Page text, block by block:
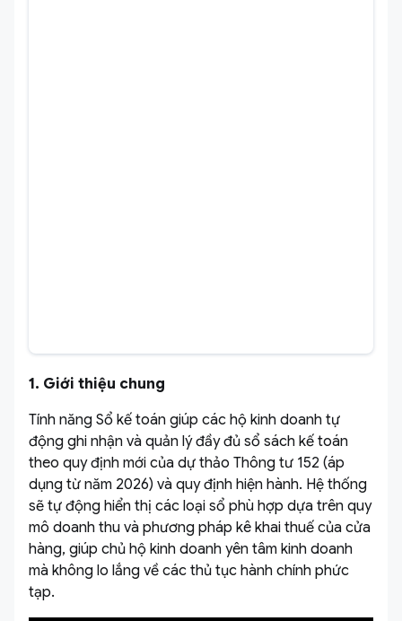
1. Giới thiệu chung
Tính năng Sổ kế toán giúp các hộ kinh doanh tự
động ghi nhận và quản lý đầy đủ sổ sách kế toán
theo quy định mới của dự thảo Thông tư 152 (áp
dụng từ năm 2026) và quy định hiện hành. Hệ thống
sẽ tự động hiển thị các loại sổ phù hợp dựa trên quy
mô doanh thu và phương pháp kê khai thuế của cửa
hàng, giúp chủ hộ kinh doanh yên tâm kinh doanh
mà không lo lắng về các thủ tục hành chính phức
tạp.